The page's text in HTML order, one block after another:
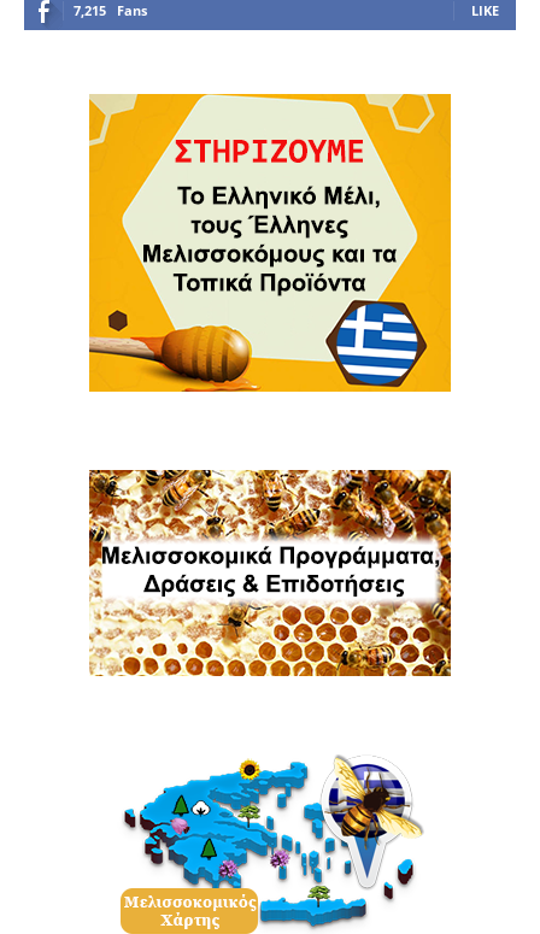
7,215 Fans LIKE